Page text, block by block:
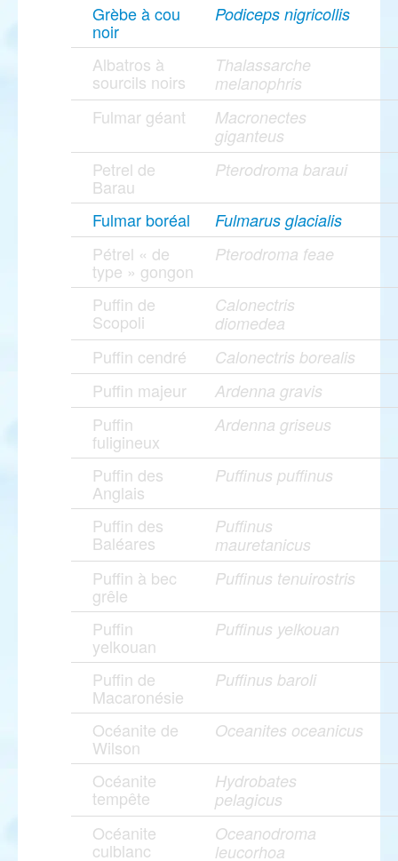
Grèbe à cou
noir
Podiceps nigricollis
Albatros à
sourcils noirs
Thalassarche
melanophris
Fulmar géant
Macronectes
giganteus
Petrel de
Barau
Pterodroma baraui
Fulmar boréal Fulmarus glacialis
Pétrel « de
type » gongon
Pterodroma feae
Puffin de
Scopoli
Calonectris
diomedea
Puffin cendré Calonectris borealis
Puffin majeur Ardenna gravis
Puffin
fuligineux
Ardenna griseus
Puffin des
Anglais
Puffinus puffinus
Puffin des
Baléares
Puffinus
mauretanicus
Puffin à bec
grêle
Puffinus tenuirostris
Puffin
yelkouan
Puffinus yelkouan
Puffin de
Macaronésie
Puffinus baroli
Océanite de
Wilson
Oceanites oceanicus
Océanite
tempête
Hydrobates
pelagicus
Océanite
culblanc
Oceanodroma
leucorhoa